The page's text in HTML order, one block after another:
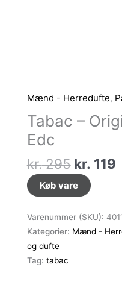
Mænd - Herredufte,
Tabac –
Edc
kr.295 Den
pris
var:
kr.
kr. 119
Køb vare
Varenummer (SKU):
Kategorier: Mænd -
og dufte
Tag: tabac